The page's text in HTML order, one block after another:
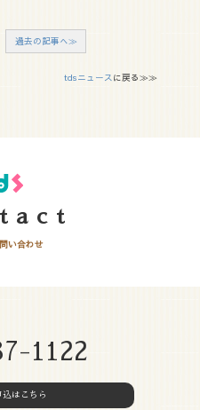
過去の記事へ≫
tdsニュース に戻る≫≫
い合わせ
1122
込はこちら